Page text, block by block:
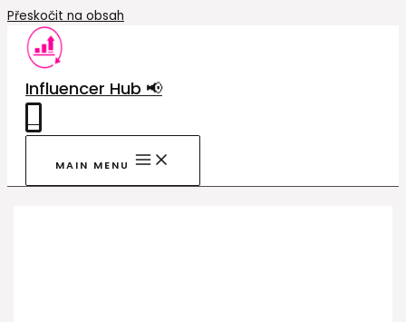
Přeskočit na obsah
Influencer Hub 📢
MAIN MENU